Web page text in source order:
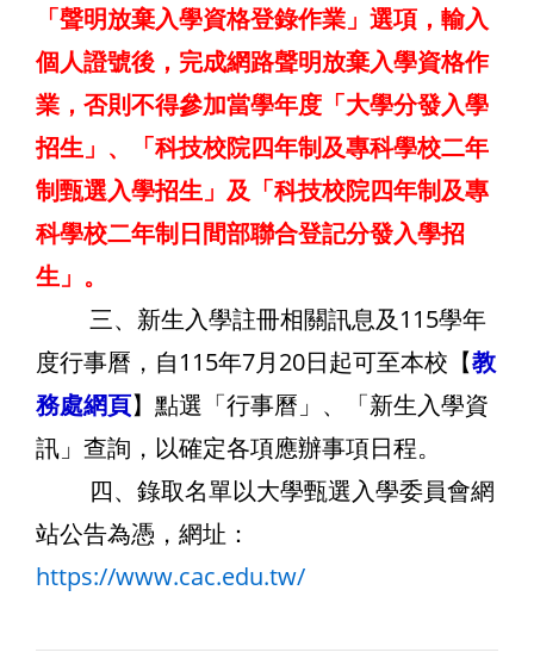
「聲明放棄入學資格登錄作業」選項，輸入
個人證號後，完成網路聲明放棄入學資格作
業，否則不得參加當學年度「大學分發入學
招生」、「科技校院四年制及專科學校二年
制甄選入學招生」及「科技校院四年制及專
科學校二年制日間部聯合登記分發入學招
生」。
三、新生入學註冊相關訊息及115學年
度行事曆，自115年7月20日起可至本校【教
務處網頁】點選「行事曆」、「新生入學資
訊」查詢，以確定各項應辦事項日程。
四、錄取名單以大學甄選入學委員會網
站公告為憑， 網址：
https://www.cac.edu.tw/